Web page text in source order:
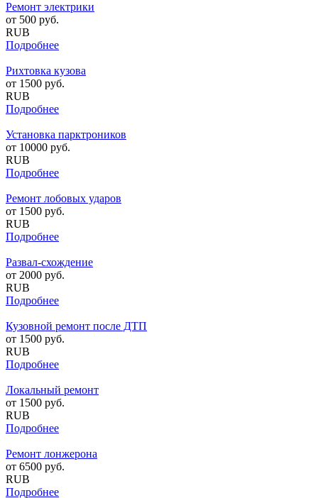
Ремонт электрики
от 500 руб.
RUB
Подробнее
Рихтовка кузова
от 1500 руб.
RUB
Подробнее
Установка парктроников
от 10000 руб.
RUB
Подробнее
Ремонт лобовых ударов
от 1500 руб.
RUB
Подробнее
Развал-схождение
от 2000 руб.
RUB
Подробнее
Кузовной ремонт после ДТП
от 1500 руб.
RUB
Подробнее
Локальный ремонт
от 1500 руб.
RUB
Подробнее
Ремонт лонжерона
от 6500 руб.
RUB
Подробнее